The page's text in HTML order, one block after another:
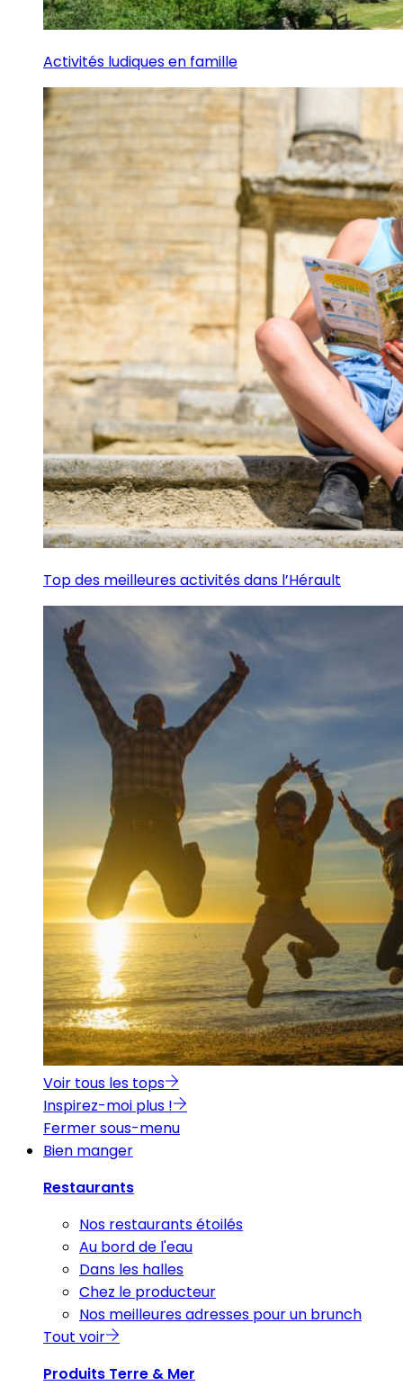
Activités ludiques en famille
Top des meilleures activités dans l’Hérault
Voir tous les tops
Inspirez-moi plus !
Fermer sous-menu
Bien manger
Restaurants
Nos restaurants étoilés
Au bord de l'eau
Dans les halles
Chez le producteur
Nos meilleures adresses pour un brunch
Tout voir
Produits Terre & Mer